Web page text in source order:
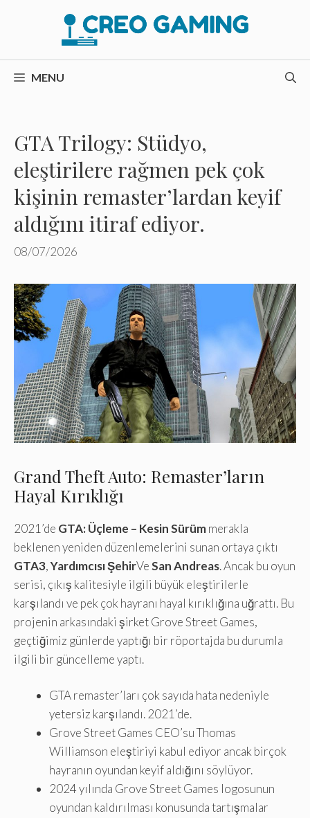
MENU
GTA Trilogy: Stüdyo,
eleştirilere rağmen pek çok
kişinin remaster’lardan keyif
aldığını itiraf ediyor.
08/07/2026
Grand Theft Auto: Remaster’ların
Hayal Kırıklığı
2021’de GTA: Üçleme – Kesin Sürümmerakla
beklenen yeniden düzenlemelerini sunan ortaya çıktı
GTA3,Yardımcısı ŞehirVeSan Andreas. Ancak bu oyun
serisi, çıkış kalitesiyle ilgili büyük eleştirilerle
karşılandı ve pek çok hayranı hayal kırıklığına uğrattı. Bu
projenin arkasındaki şirket Grove Street Games,
geçtiğimiz günlerde yaptığı bir röportajda bu durumla
ilgili bir güncelleme yaptı.
GTA remaster’ları çok sayıda hata nedeniyle
yetersiz karşılandı. 2021’de.
Grove Street Games CEO’su Thomas
Williamson eleştiriyi kabul ediyor ancak birçok
hayranın oyundan keyif aldığını söylüyor.
2024 yılında Grove Street Games logosunun
oyundan kaldırılması konusunda tartışmalar